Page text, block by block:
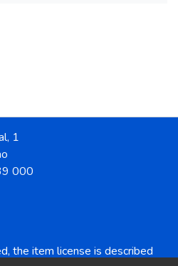
1
000
the item license is described